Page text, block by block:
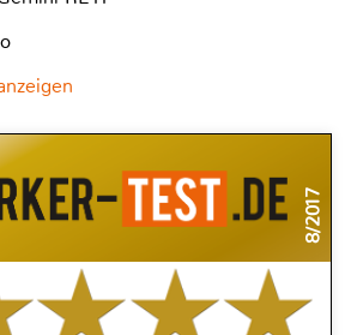
8/2017